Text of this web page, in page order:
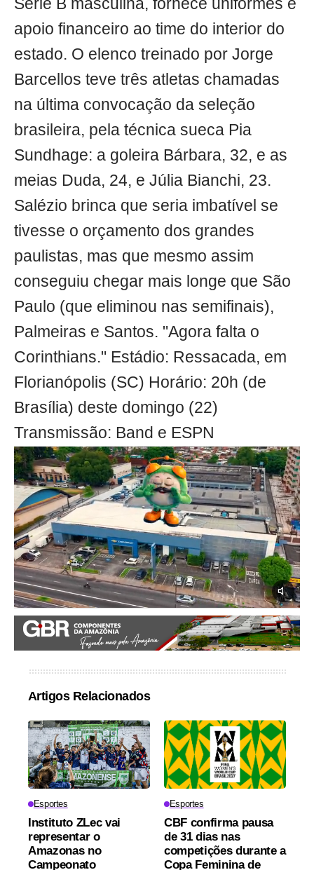
Série B masculina, fornece uniformes e
apoio financeiro ao time do interior do
estado. O elenco treinado por Jorge
Barcellos teve três atletas chamadas
na última convocação da seleção
brasileira, pela técnica sueca Pia
Sundhage: a goleira Bárbara, 32, e as
meias Duda, 24, e Júlia Bianchi, 23.
Salézio brinca que seria imbatível se
tivesse o orçamento dos grandes
paulistas, mas que mesmo assim
conseguiu chegar mais longe que São
Paulo (que eliminou nas semifinais),
Palmeiras e Santos. "Agora falta o
Corinthians." Estádio: Ressacada, em
Florianópolis (SC) Horário: 20h (de
Brasília) deste domingo (22)
Transmissão: Band e ESPN
Artigos Relacionados
Esportes
Instituto ZLec vai
representar o
Amazonas no
Campeonato
Esportes
CBF confirma pausa
de 31 dias nas
competições durante a
Copa Feminina de